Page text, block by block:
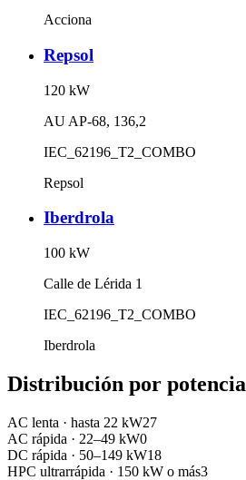
Acciona
Repsol
120 kW
AU AP-68, 136,2
IEC_62196_T2_COMBO
Repsol
Iberdrola
100 kW
Calle de Lérida 1
IEC_62196_T2_COMBO
Iberdrola
Distribución por potencia
AC lenta · hasta 22 kW27
AC rápida · 22–49 kW0
DC rápida · 50–149 kW18
HPC ultrarrápida · 150 kW o más3